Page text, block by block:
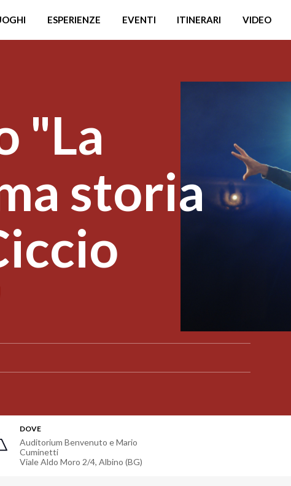
ESPERIENZE EVENTI ITINERARI VIDEO
"La
storia
DOVE
Auditorium Benvenuto e Mario
Cuminetti
Viale Aldo Moro 2/4, Albino (BG)